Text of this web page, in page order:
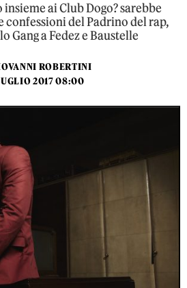
ai Club Dogo? sarebbe
confessioni del Padrino del rap,
Gang a Fedez e Baustelle
ROBERTINI
2017 08:00